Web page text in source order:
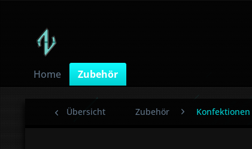
Home Zubehör
Übersicht Zubehör Konfektionen